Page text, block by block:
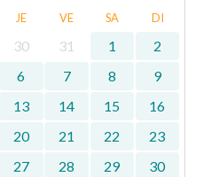
JE VE SA DI
30 31 1
2
6 7 8
9
13 14 15
16
20 21 22
23
27 28 29
30